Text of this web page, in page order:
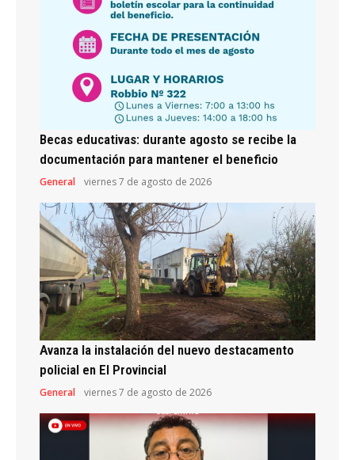
Becas educativas: durante agosto se recibe la
documentación para mantener el beneficio
General viernes 7 de agosto de 2026
Avanza la instalación del nuevo destacamento
policial en El Provincial
General viernes 7 de agosto de 2026